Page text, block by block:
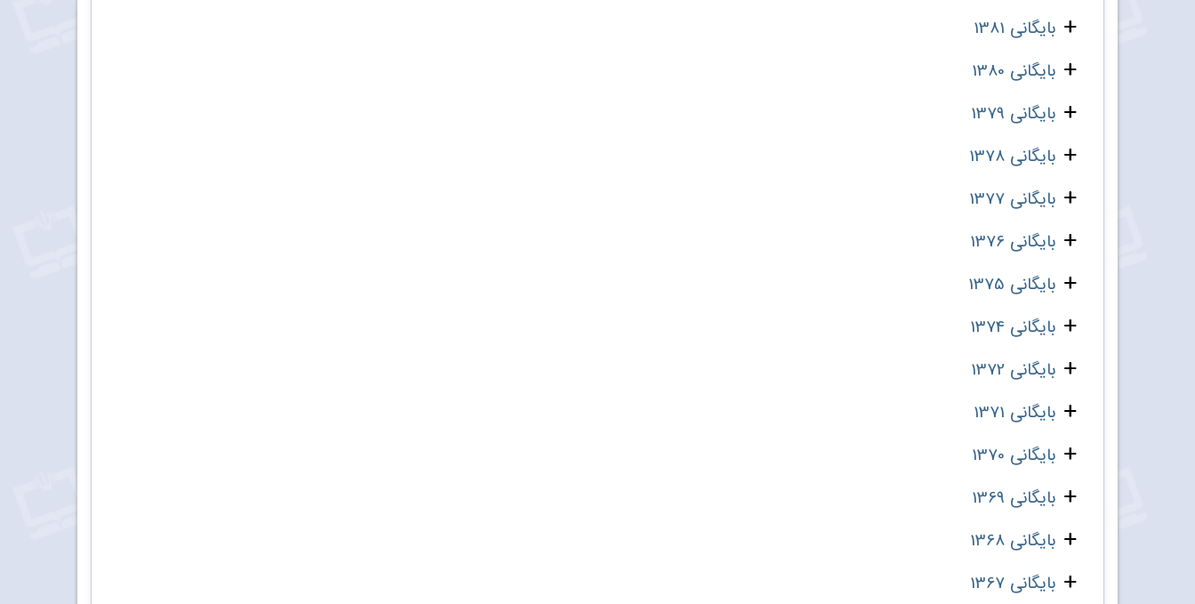
بایگانی 1381
بایگانی 1380
بایگانی 1379
بایگانی 1378
بایگانی 1377
بایگانی 1376
بایگانی 1375
بایگانی 1374
بایگانی 1372
بایگانی 1371
بایگانی 1370
بایگانی 1369
بایگانی 1368
بایگانی 1367